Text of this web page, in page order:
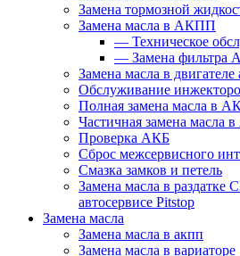
Замена тормозной
Замена масла в АКПП
— Техническое
— Замена
Замена масла в
Обслуживание
Полная замена масла в
Частичная замена масла
Проверка АКБ
Сброс межсервисного
Смазка замков и петель
Замена масла в раздатке
автосервисе Pitstop
Замена масла
Замена масла в акпп
Замена масла в вариаторе